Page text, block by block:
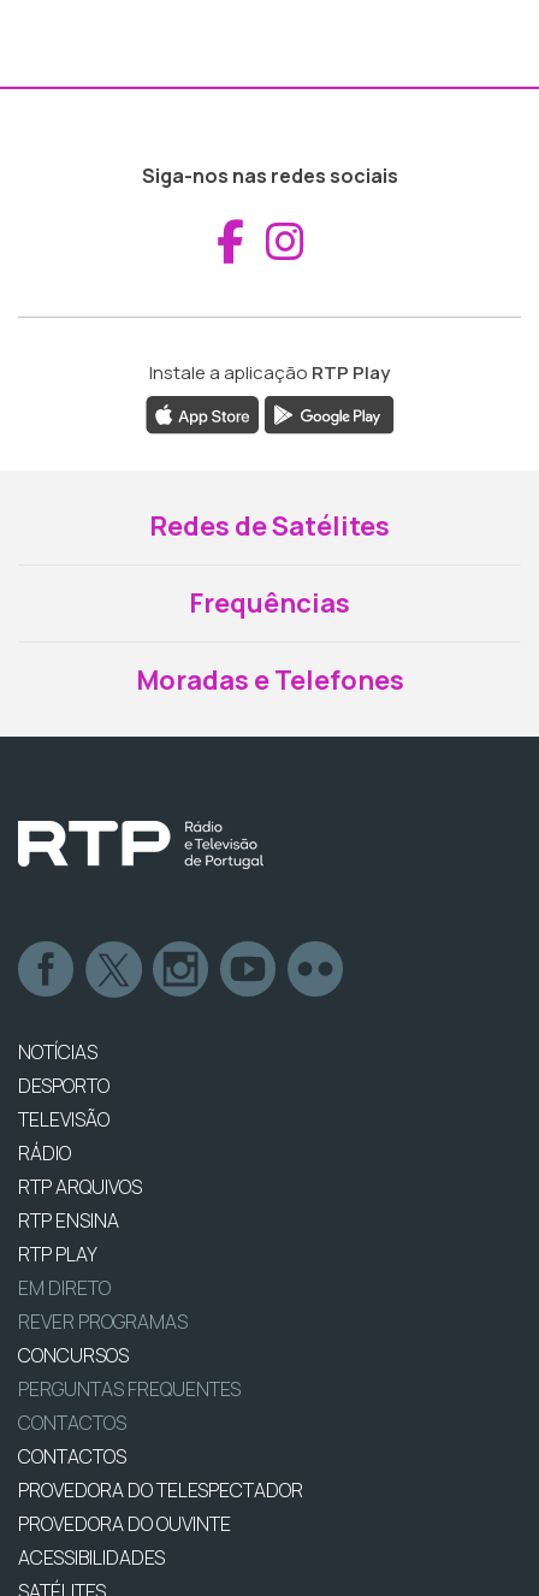
Siga-nos nas redes sociais
Aceder ao
Instale a aplicação RTP Play
Redes de Satélites
Frequências
Moradas e Telefones
NOTÍCIAS
DESPORTO
TELEVISÃO
RÁDIO
RTP ARQUIVOS
RTP ENSINA
RTP PLAY
EM DIRETO
REVER PROGRAMAS
CONCURSOS
PERGUNTAS FREQUENTES
CONTACTOS
CONTACTOS
PROVEDORA DO TELESPECTADOR
PROVEDORA DO OUVINTE
ACESSIBILIDADES